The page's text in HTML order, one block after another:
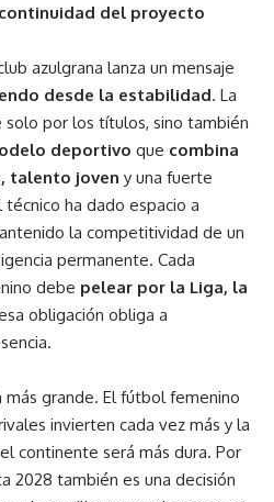
del proyecto
azulgrana lanza un mensaje
desde la estabilidad. La
por los títulos, sino también
deportivo que combina
talento joven y una fuerte
técnico ha dado espacio a
la competitividad de un
permanente. Cada
debe pelear por la Liga, la
obligación obliga a
más grande. El fútbol femenino
invierten cada vez más y la
continente será más dura. Por
2028 también es una decisión